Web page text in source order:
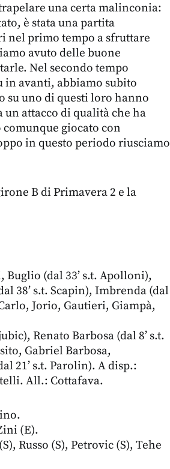
una certa malinconia:
è stata una partita
nel primo tempo a sfruttare
avuto delle buone
Nel secondo tempo
in avanti, abbiamo subito
su uno di questi loro hanno
attacco di qualità che ha
giocato con
in questo periodo riusciamo
B di Primavera 2 e la
(dal 33’ s.t. Apolloni),
38’ s.t. Scapin), Imbrenda (dal
Jorio, Gautieri, Giampà,
Renato Barbosa (dal 8’ s.t.
Gabriel Barbosa,
21’ s.t. Parolin). A disp.:
All.: Cottafava.
(E).
Russo (S), Petrovic (S), Tehe